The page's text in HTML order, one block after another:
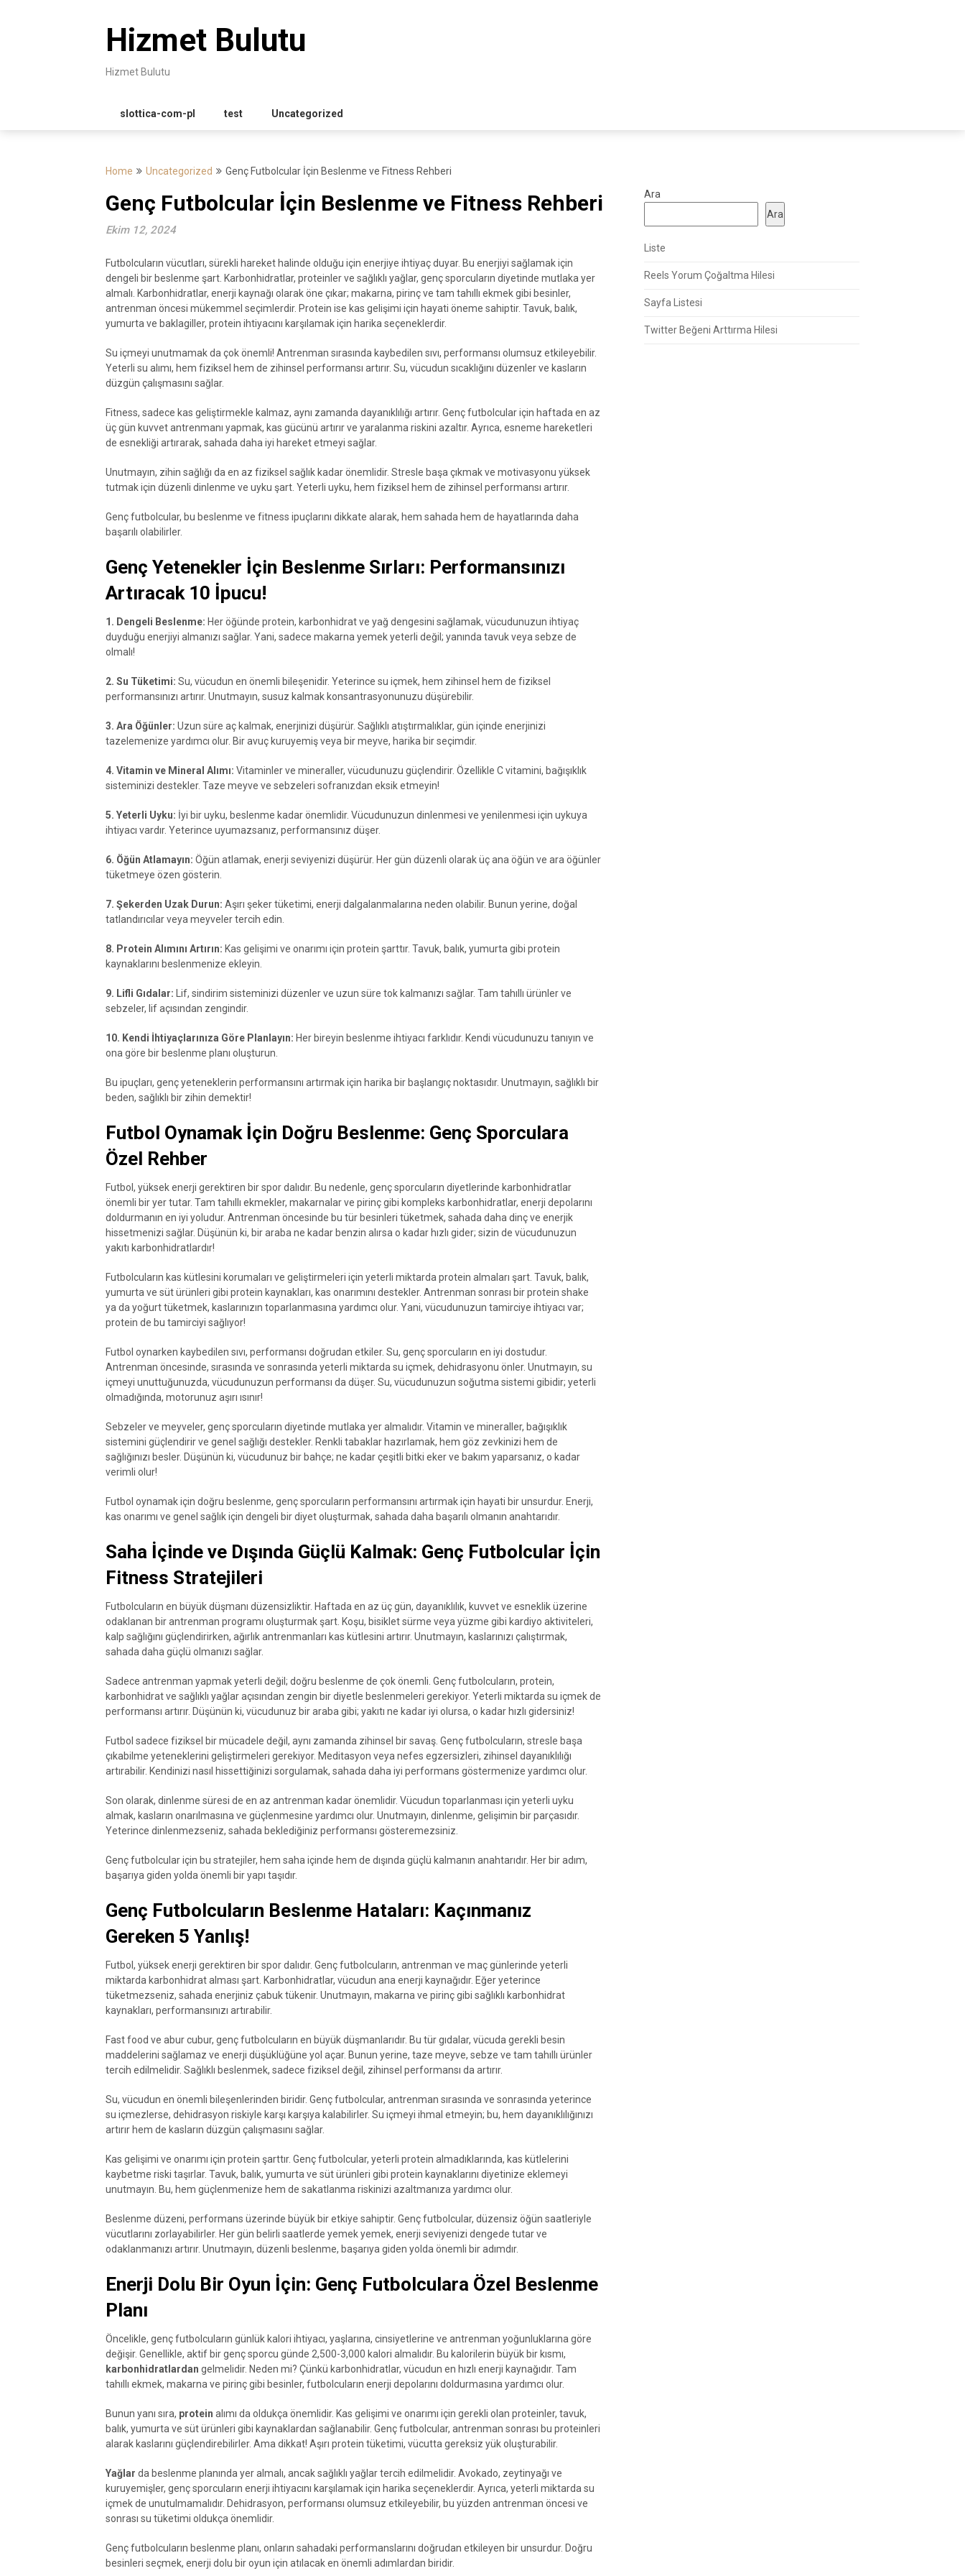
Hizmet Bulutu
Hizmet Bulutu
slottica-com-pl test Uncategorized
Home Uncategorized Genç Futbolcular İçin Beslenme ve Fitness Rehberi
Genç Futbolcular İçin Beslenme ve Fitness Rehberi
Ekim 12, 2024
Futbolcuların vücutları, sürekli hareket halinde olduğu için enerjiye ihtiyaç duyar. Bu enerjiyi sağlamak için
dengeli bir beslenme şart. Karbonhidratlar, proteinler ve sağlıklı yağlar, genç sporcuların diyetinde mutlaka yer
almalı. Karbonhidratlar, enerji kaynağı olarak öne çıkar; makarna, pirinç ve tam tahıllı ekmek gibi besinler,
antrenman öncesi mükemmel seçimlerdir. Protein ise kas gelişimi için hayati öneme sahiptir. Tavuk, balık,
yumurta ve baklagiller, protein ihtiyacını karşılamak için harika seçeneklerdir.
Su içmeyi unutmamak da çok önemli! Antrenman sırasında kaybedilen sıvı, performansı olumsuz etkileyebilir.
Yeterli su alımı, hem fiziksel hem de zihinsel performansı artırır. Su, vücudun sıcaklığını düzenler ve kasların
düzgün çalışmasını sağlar.
Fitness, sadece kas geliştirmekle kalmaz, aynı zamanda dayanıklılığı artırır. Genç futbolcular için haftada en az
üç gün kuvvet antrenmanı yapmak, kas gücünü artırır ve yaralanma riskini azaltır. Ayrıca, esneme hareketleri
de esnekliği artırarak, sahada daha iyi hareket etmeyi sağlar.
Unutmayın, zihin sağlığı da en az fiziksel sağlık kadar önemlidir. Stresle başa çıkmak ve motivasyonu yüksek
tutmak için düzenli dinlenme ve uyku şart. Yeterli uyku, hem fiziksel hem de zihinsel performansı artırır.
Genç futbolcular, bu beslenme ve fitness ipuçlarını dikkate alarak, hem sahada hem de hayatlarında daha
başarılı olabilirler.
Genç Yetenekler İçin Beslenme Sırları: Performansınızı
Artıracak 10 İpucu!
1. Dengeli Beslenme: Her öğünde protein, karbonhidrat ve yağ dengesini sağlamak, vücudunuzun ihtiyaç
duyduğu enerjiyi almanızı sağlar. Yani, sadece makarna yemek yeterli değil; yanında tavuk veya sebze de
olmalı!
2. Su Tüketimi: Su, vücudun en önemli bileşenidir. Yeterince su içmek, hem zihinsel hem de fiziksel
performansınızı artırır. Unutmayın, susuz kalmak konsantrasyonunuzu düşürebilir.
3. Ara Öğünler: Uzun süre aç kalmak, enerjinizi düşürür. Sağlıklı atıştırmalıklar, gün içinde enerjinizi
tazelemenize yardımcı olur. Bir avuç kuruyemiş veya bir meyve, harika bir seçimdir.
4. Vitamin ve Mineral Alımı: Vitaminler ve mineraller, vücudunuzu güçlendirir. Özellikle C vitamini, bağışıklık
sisteminizi destekler. Taze meyve ve sebzeleri sofranızdan eksik etmeyin!
5. Yeterli Uyku: İyi bir uyku, beslenme kadar önemlidir. Vücudunuzun dinlenmesi ve yenilenmesi için uykuya
ihtiyacı vardır. Yeterince uyumazsanız, performansınız düşer.
6. Öğün Atlamayın: Öğün atlamak, enerji seviyenizi düşürür. Her gün düzenli olarak üç ana öğün ve ara öğünler
tüketmeye özen gösterin.
7. Şekerden Uzak Durun: Aşırı şeker tüketimi, enerji dalgalanmalarına neden olabilir. Bunun yerine, doğal
tatlandırıcılar veya meyveler tercih edin.
8. Protein Alımını Artırın: Kas gelişimi ve onarımı için protein şarttır. Tavuk, balık, yumurta gibi protein
kaynaklarını beslenmenize ekleyin.
9. Lifli Gıdalar: Lif, sindirim sisteminizi düzenler ve uzun süre tok kalmanızı sağlar. Tam tahıllı ürünler ve
sebzeler, lif açısından zengindir.
10. Kendi İhtiyaçlarınıza Göre Planlayın: Her bireyin beslenme ihtiyacı farklıdır. Kendi vücudunuzu tanıyın ve
ona göre bir beslenme planı oluşturun.
Bu ipuçları, genç yeteneklerin performansını artırmak için harika bir başlangıç noktasıdır. Unutmayın, sağlıklı bir
beden, sağlıklı bir zihin demektir!
Futbol Oynamak İçin Doğru Beslenme: Genç Sporculara
Özel Rehber
Futbol, yüksek enerji gerektiren bir spor dalıdır. Bu nedenle, genç sporcuların diyetlerinde karbonhidratlar
önemli bir yer tutar. Tam tahıllı ekmekler, makarnalar ve pirinç gibi kompleks karbonhidratlar, enerji depolarını
doldurmanın en iyi yoludur. Antrenman öncesinde bu tür besinleri tüketmek, sahada daha dinç ve enerjik
hissetmenizi sağlar. Düşünün ki, bir araba ne kadar benzin alırsa o kadar hızlı gider; sizin de vücudunuzun
yakıtı karbonhidratlardır!
Futbolcuların kas kütlesini korumaları ve geliştirmeleri için yeterli miktarda protein almaları şart. Tavuk, balık,
yumurta ve süt ürünleri gibi protein kaynakları, kas onarımını destekler. Antrenman sonrası bir protein shake
ya da yoğurt tüketmek, kaslarınızın toparlanmasına yardımcı olur. Yani, vücudunuzun tamirciye ihtiyacı var;
protein de bu tamirciyi sağlıyor!
Futbol oynarken kaybedilen sıvı, performansı doğrudan etkiler. Su, genç sporcuların en iyi dostudur.
Antrenman öncesinde, sırasında ve sonrasında yeterli miktarda su içmek, dehidrasyonu önler. Unutmayın, su
içmeyi unuttuğunuzda, vücudunuzun performansı da düşer. Su, vücudunuzun soğutma sistemi gibidir; yeterli
olmadığında, motorunuz aşırı ısınır!
Sebzeler ve meyveler, genç sporcuların diyetinde mutlaka yer almalıdır. Vitamin ve mineraller, bağışıklık
sistemini güçlendirir ve genel sağlığı destekler. Renkli tabaklar hazırlamak, hem göz zevkinizi hem de
sağlığınızı besler. Düşünün ki, vücudunuz bir bahçe; ne kadar çeşitli bitki eker ve bakım yaparsanız, o kadar
verimli olur!
Futbol oynamak için doğru beslenme, genç sporcuların performansını artırmak için hayati bir unsurdur. Enerji,
kas onarımı ve genel sağlık için dengeli bir diyet oluşturmak, sahada daha başarılı olmanın anahtarıdır.
Saha İçinde ve Dışında Güçlü Kalmak: Genç Futbolcular İçin
Fitness Stratejileri
Futbolcuların en büyük düşmanı düzensizliktir. Haftada en az üç gün, dayanıklılık, kuvvet ve esneklik üzerine
odaklanan bir antrenman programı oluşturmak şart. Koşu, bisiklet sürme veya yüzme gibi kardiyo aktiviteleri,
kalp sağlığını güçlendirirken, ağırlık antrenmanları kas kütlesini artırır. Unutmayın, kaslarınızı çalıştırmak,
sahada daha güçlü olmanızı sağlar.
Sadece antrenman yapmak yeterli değil; doğru beslenme de çok önemli. Genç futbolcuların, protein,
karbonhidrat ve sağlıklı yağlar açısından zengin bir diyetle beslenmeleri gerekiyor. Yeterli miktarda su içmek de
performansı artırır. Düşünün ki, vücudunuz bir araba gibi; yakıtı ne kadar iyi olursa, o kadar hızlı gidersiniz!
Futbol sadece fiziksel bir mücadele değil, aynı zamanda zihinsel bir savaş. Genç futbolcuların, stresle başa
çıkabilme yeteneklerini geliştirmeleri gerekiyor. Meditasyon veya nefes egzersizleri, zihinsel dayanıklılığı
artırabilir. Kendinizi nasıl hissettiğinizi sorgulamak, sahada daha iyi performans göstermenize yardımcı olur.
Son olarak, dinlenme süresi de en az antrenman kadar önemlidir. Vücudun toparlanması için yeterli uyku
almak, kasların onarılmasına ve güçlenmesine yardımcı olur. Unutmayın, dinlenme, gelişimin bir parçasıdır.
Yeterince dinlenmezseniz, sahada beklediğiniz performansı gösteremezsiniz.
Genç futbolcular için bu stratejiler, hem saha içinde hem de dışında güçlü kalmanın anahtarıdır. Her bir adım,
başarıya giden yolda önemli bir yapı taşıdır.
Genç Futbolcuların Beslenme Hataları: Kaçınmanız
Gereken 5 Yanlış!
Futbol, yüksek enerji gerektiren bir spor dalıdır. Genç futbolcuların, antrenman ve maç günlerinde yeterli
miktarda karbonhidrat alması şart. Karbonhidratlar, vücudun ana enerji kaynağıdır. Eğer yeterince
tüketmezseniz, sahada enerjiniz çabuk tükenir. Unutmayın, makarna ve pirinç gibi sağlıklı karbonhidrat
kaynakları, performansınızı artırabilir.
Fast food ve abur cubur, genç futbolcuların en büyük düşmanlarıdır. Bu tür gıdalar, vücuda gerekli besin
maddelerini sağlamaz ve enerji düşüklüğüne yol açar. Bunun yerine, taze meyve, sebze ve tam tahıllı ürünler
tercih edilmelidir. Sağlıklı beslenmek, sadece fiziksel değil, zihinsel performansı da artırır.
Su, vücudun en önemli bileşenlerinden biridir. Genç futbolcular, antrenman sırasında ve sonrasında yeterince
su içmezlerse, dehidrasyon riskiyle karşı karşıya kalabilirler. Su içmeyi ihmal etmeyin; bu, hem dayanıklılığınızı
artırır hem de kasların düzgün çalışmasını sağlar.
Kas gelişimi ve onarımı için protein şarttır. Genç futbolcular, yeterli protein almadıklarında, kas kütlelerini
kaybetme riski taşırlar. Tavuk, balık, yumurta ve süt ürünleri gibi protein kaynaklarını diyetinize eklemeyi
unutmayın. Bu, hem güçlenmenize hem de sakatlanma riskinizi azaltmanıza yardımcı olur.
Beslenme düzeni, performans üzerinde büyük bir etkiye sahiptir. Genç futbolcular, düzensiz öğün saatleriyle
vücutlarını zorlayabilirler. Her gün belirli saatlerde yemek yemek, enerji seviyenizi dengede tutar ve
odaklanmanızı artırır. Unutmayın, düzenli beslenme, başarıya giden yolda önemli bir adımdır.
Enerji Dolu Bir Oyun İçin: Genç Futbolculara Özel Beslenme
Planı
Öncelikle, genç futbolcuların günlük kalori ihtiyacı, yaşlarına, cinsiyetlerine ve antrenman yoğunluklarına göre
değişir. Genellikle, aktif bir genç sporcu günde 2,500-3,000 kalori almalıdır. Bu kalorilerin büyük bir kısmı,
karbonhidratlardan gelmelidir. Neden mi? Çünkü karbonhidratlar, vücudun en hızlı enerji kaynağıdır. Tam
tahıllı ekmek, makarna ve pirinç gibi besinler, futbolcuların enerji depolarını doldurmasına yardımcı olur.
Bunun yanı sıra, protein alımı da oldukça önemlidir. Kas gelişimi ve onarımı için gerekli olan proteinler, tavuk,
balık, yumurta ve süt ürünleri gibi kaynaklardan sağlanabilir. Genç futbolcular, antrenman sonrası bu proteinleri
alarak kaslarını güçlendirebilirler. Ama dikkat! Aşırı protein tüketimi, vücutta gereksiz yük oluşturabilir.
Yağlar da beslenme planında yer almalı, ancak sağlıklı yağlar tercih edilmelidir. Avokado, zeytinyağı ve
kuruyemişler, genç sporcuların enerji ihtiyacını karşılamak için harika seçeneklerdir. Ayrıca, yeterli miktarda su
içmek de unutulmamalıdır. Dehidrasyon, performansı olumsuz etkileyebilir, bu yüzden antrenman öncesi ve
sonrası su tüketimi oldukça önemlidir.
Genç futbolcuların beslenme planı, onların sahadaki performanslarını doğrudan etkileyen bir unsurdur. Doğru
besinleri seçmek, enerji dolu bir oyun için atılacak en önemli adımlardan biridir.
Ara
Ara
Liste
Reels Yorum Çoğaltma Hilesi
Sayfa Listesi
Twitter Beğeni Arttırma Hilesi